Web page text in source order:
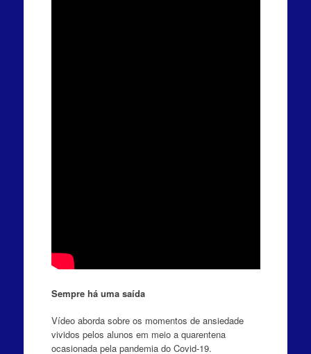
Sempre há uma saída
Vídeo aborda sobre os momentos de ansiedade
vividos pelos alunos em meio a quarentena
ocasionada pela pandemia do Covid-19.